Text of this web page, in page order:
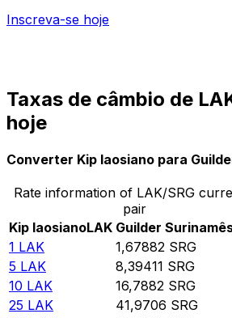
Inscreva-se hoje
Taxas de câmbio de
hoje
Converter Kip laosiano para
Rate information of LAK/SRG
pair
Kip laosianoLAK Guilder
1 LAK 1,67882 SRG
5 LAK 8,39411 SRG
10 LAK 16,7882 SRG
25 LAK 41,9706 SRG